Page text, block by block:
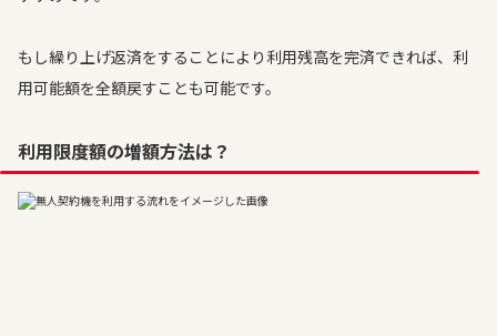
もし繰り上げ返済をすることにより利用残高を完済できれば、利
用可能額を全額戻すことも可能です。
利用限度額の増額方法は？